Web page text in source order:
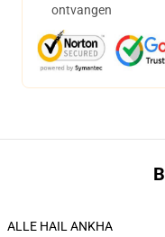
ontvangen
ALLE HAIL ANKHA